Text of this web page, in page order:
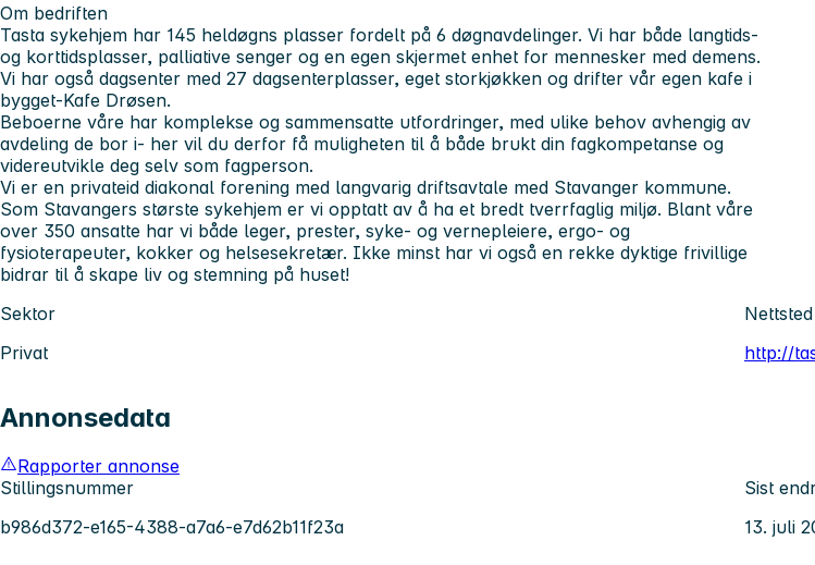
Om bedriften
Tasta sykehjem har 145 heldøgns plasser fordelt på 6 døgnavdelinger. Vi har både langtids-
og korttidsplasser, palliative senger og en egen skjermet enhet for mennesker med demens.
Vi har også dagsenter med 27 dagsenterplasser, eget storkjøkken og drifter vår egen kafe i
bygget-Kafe Drøsen.
Beboerne våre har komplekse og sammensatte utfordringer, med ulike behov avhengig av
avdeling de bor i- her vil du derfor få muligheten til å både brukt din fagkompetanse og
videreutvikle deg selv som fagperson.
Vi er en privateid diakonal forening med langvarig driftsavtale med Stavanger kommune.
Som Stavangers største sykehjem er vi opptatt av å ha et bredt tverrfaglig miljø. Blant våre
over 350 ansatte har vi både leger, prester, syke- og vernepleiere, ergo- og
fysioterapeuter, kokker og helsesekretær. Ikke minst har vi også en rekke dyktige frivillige
bidrar til å skape liv og stemning på huset!
Sektor
Privat
Nettsted
http://
Annonsedata
Rapporter annonse
Stillingsnummer
b986d372-e165-4388-a7a6-e7d62b11f23a
Sist
13. juli